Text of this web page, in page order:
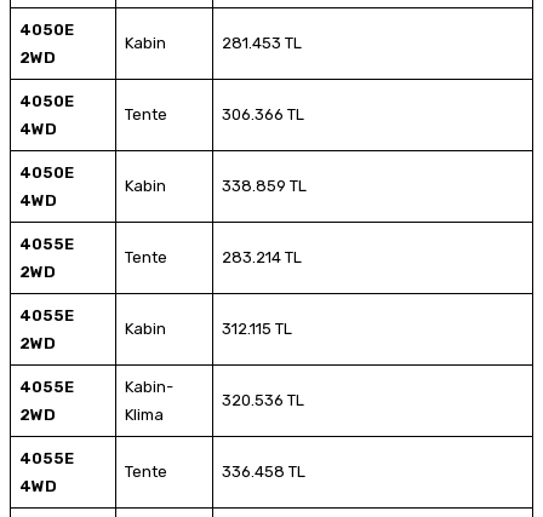
4050E
2WD
Kabin 281.453 TL
4050E
4WD
Tente 306.366 TL
4050E
4WD
Kabin 338.859 TL
4055E
2WD
Tente 283.214 TL
4055E
2WD
Kabin 312.115 TL
4055E
2WD
Kabin-
Klima
320.536 TL
4055E
4WD
Tente 336.458 TL